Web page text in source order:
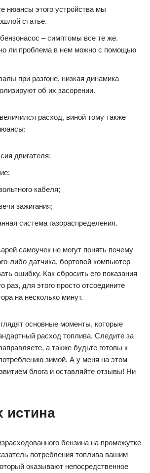
нюансы этого устройства мы
статье.
– симптомы все те же.
ли проблема в нем можно с помощью
при разгоне, низкая динамика
об их засорении.
расход, виной тому также
двигателя;
кабеля;
зажигания;
система газораспределения.
самоучек не могут понять почему
либо датчика, бортовой компьютер
ошибку. Как сбросить его показания
раз, для этого просто отсоедините
на несколько минут.
основные моменты, которые
расход топлива. Следите за
а также будьте готовы к
зимой. А у меня на этом
блога и оставляйте отзывы! Ни
истина
бензина на промежутке
потребления топлива вашим
оказывают непосредственное